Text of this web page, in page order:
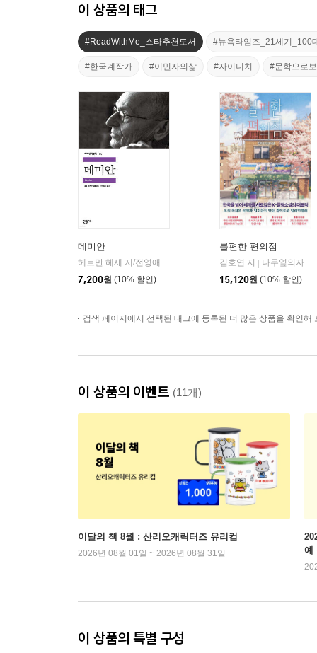
이 상품의 태그
#ReadWithMe_스타추천도서 #뉴욕타임즈_21세기_100
#한국계작가 #이민자의삶 #자이니치 #문학으로
데미안
헤르만 헤세 저/전영애 역
7,200원 (10% 할인)
불편한 편의점
김호연 저
나무옆의자
15,120원 (10% 할인)
검색 페이지에서 선택된 태그에 등록된 더 많은 상품을 확인해
이 상품의 이벤트 (11개)
이달의 책 8월 : 산리오캐릭터즈 유리컵
2026년 08월 01일 ~ 2026년 08월 31일
예
이 상품의 특별 구성